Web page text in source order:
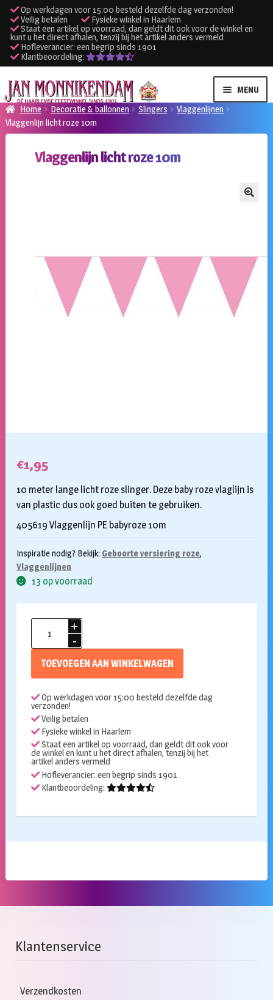
Op werkdagen voor 15:00 besteld dezelfde dag verzonden!
Veilig betalen
Fysieke winkel in Haarlem
Staat een artikel op voorraad, dan geldt dit ook voor de winkel en
kunt u het direct afhalen, tenzij bij het artikel anders vermeld
Hofleverancier: een begrip sinds 1901
Klantbeoordeling:
Ga
door
naar
navigatie
Ga
naar
de
inhoud
MENU
Verhuur kleding
Verhuur apparatuur
Inloggen
Home Decoratie & ballonnen Slingers
Vlaggenlijnen
Vlaggenlijn licht roze 10m
Vlaggenlijn licht roze 10m
€1,95
10 meter lange licht roze slinger. Deze baby roze vlaglijn is
van plastic dus ook goed buiten te gebruiken.
405619 Vlaggenlijn PE babyroze 10m
Inspiratie nodig? Bekijk: Geboorte versiering roze,
Vlaggenlijnen
13 op voorraad
Vlaggenlijn
licht
TOEVOEGEN AAN WINKELWAGEN
Op werkdagen voor 15:00 besteld dezelfde dag
verzonden!
Veilig betalen
Fysieke winkel in Haarlem
Staat een artikel op voorraad, dan geldt dit ook voor
de winkel en kunt u het direct afhalen, tenzij bij het
artikel anders vermeld
Hofleverancier: een begrip sinds 1901
Klantbeoordeling:
Klantenservice
Verzendkosten